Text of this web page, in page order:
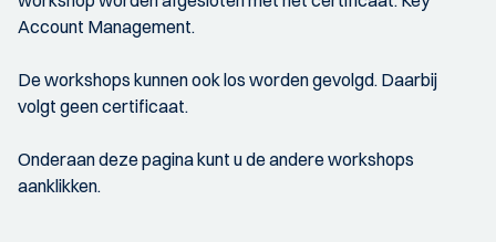
Account Management.
De workshops kunnen ook los worden gevolgd. Daarbij
volgt geen certificaat.
Onderaan deze pagina kunt u de andere workshops
aanklikken.